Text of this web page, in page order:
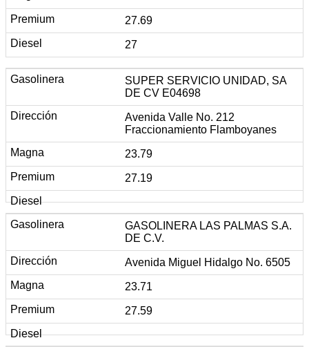
27.69
27
SUPER SERVICIO UNIDAD, SA
DE CV E04698
Avenida Valle No. 212
Fraccionamiento Flamboyanes
23.79
27.19
GASOLINERA LAS PALMAS S.A.
DE C.V.
Avenida Miguel Hidalgo No. 6505
23.71
27.59